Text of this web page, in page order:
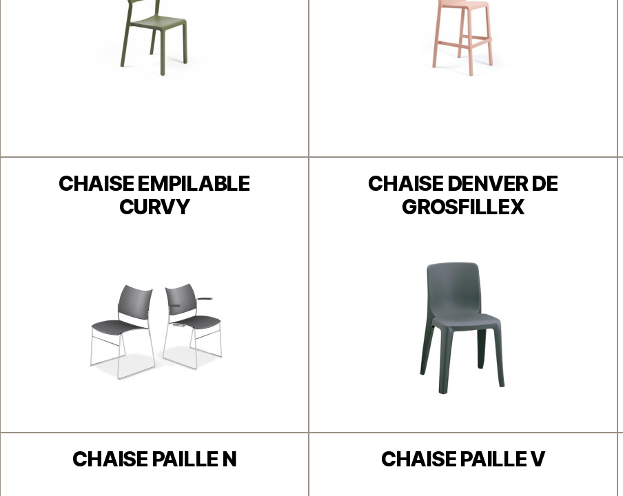
Catégories
CHAISE EMPILABLE
CURVY
Catégories
CHAISE DENVER DE
GROSFILLEX
Catégories
CHAISE PAILLE N
Catégories
CHAISE PAILLE V